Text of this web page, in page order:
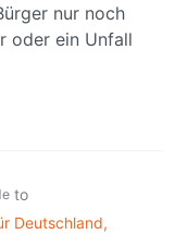
nur noch
oder ein Unfall
to
Deutschland,